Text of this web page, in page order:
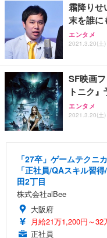
霜降り
末を誰に
エンタメ
2021.3.20(土
SF映画
トニク
エンタメ
2021.3.20(土
「27卒」ゲームテクニ
「正社員/QAスキル習
田2丁目
株式会社alBee
大阪府
月給21万1,200円～32
正社員